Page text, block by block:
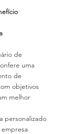
de
uma
de
objetivos
melhor
personalizado